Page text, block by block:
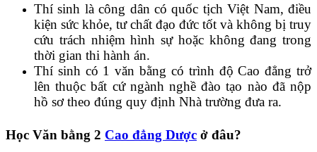
Thí sinh là công dân có quốc tịch Việt Nam, điều
kiện sức khỏe, tư chất đạo đức tốt và không bị truy
cứu trách nhiệm hình sự hoặc không đang trong
thời gian thi hành án.
Thí sinh có 1 văn bằng có trình độ Cao đẳng trở
lên thuộc bất cứ ngành nghề đào tạo nào đã nộp
hồ sơ theo đúng quy định Nhà trường đưa ra.
Học Văn bằng 2 Cao đẳng Dược ở đâu?